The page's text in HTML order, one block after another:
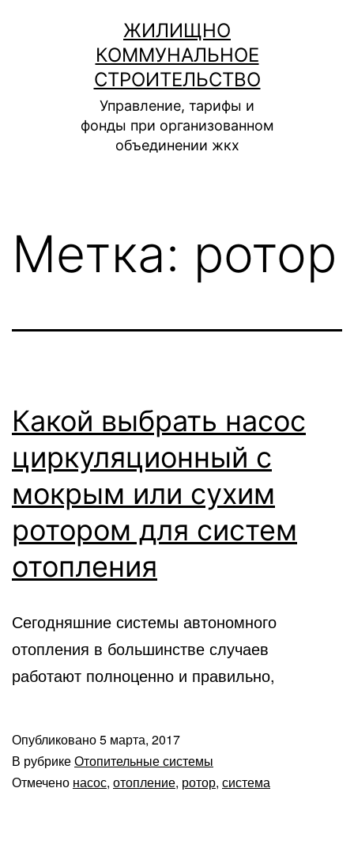
содержимому
ЖИЛИЩНО
КОММУНАЛЬНОЕ
СТРОИТЕЛЬСТВО
Управление, тарифы и
фонды при организованном
объединении жкх
Метка: ротор
Какой выбрать насос
циркуляционный с
мокрым или сухим
ротором для систем
отопления
Сегодняшние системы автономного
отопления в большинстве случаев
работают полноценно и правильно,
Опубликовано5 марта, 2017
В рубрикеОтопительные системы
Отмечено насос, отопление, ротор, система